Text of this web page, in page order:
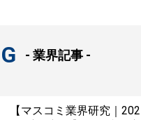
- 業界記事 -
【マスコミ業界研究｜202